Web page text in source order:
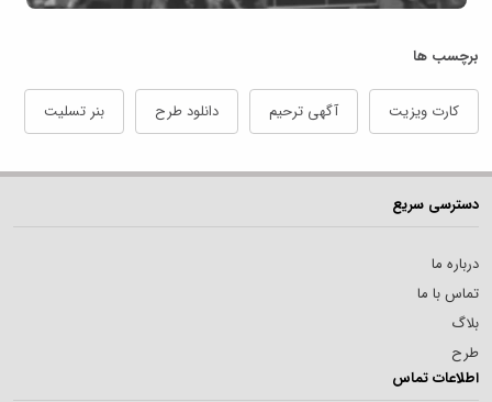
برچسب ها
کارت ویزیت آگهی ترحیم دانلود طرح بنر تسلیت
دسترسی سریع
درباره ما
تماس با ما
بلاگ
طرح
اطلاعات تماس